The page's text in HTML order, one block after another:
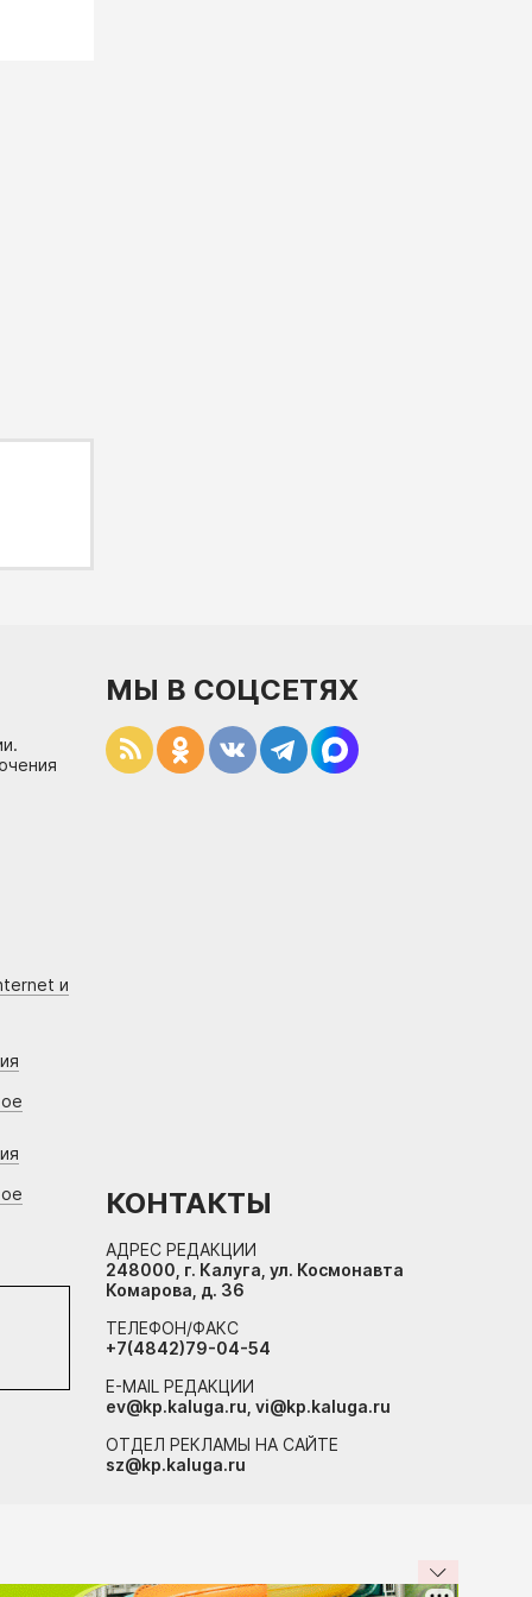
и
МЫ В СОЦСЕТЯХ
КОНТАКТЫ
АДРЕС РЕДАКЦИИ
248000, г. Калуга, ул. Космонавта
Комарова, д. 36
ТЕЛЕФОН/ФАКС
+7(4842)79-04-54
E-MAIL РЕДАКЦИИ
ev@kp.kaluga.ru, vi@kp.kaluga.ru
ОТДЕЛ РЕКЛАМЫ НА САЙТЕ
sz@kp.kaluga.ru